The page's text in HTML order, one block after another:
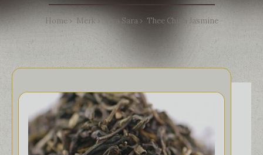
Home Merk Viva Sara Thee China Jasmine